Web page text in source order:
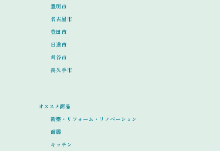
豊明市
名古屋市
豊田市
日進市
刈谷市
長久手市
オススメ商品
新築・リフォーム・リノベーション
耐震
キッチン